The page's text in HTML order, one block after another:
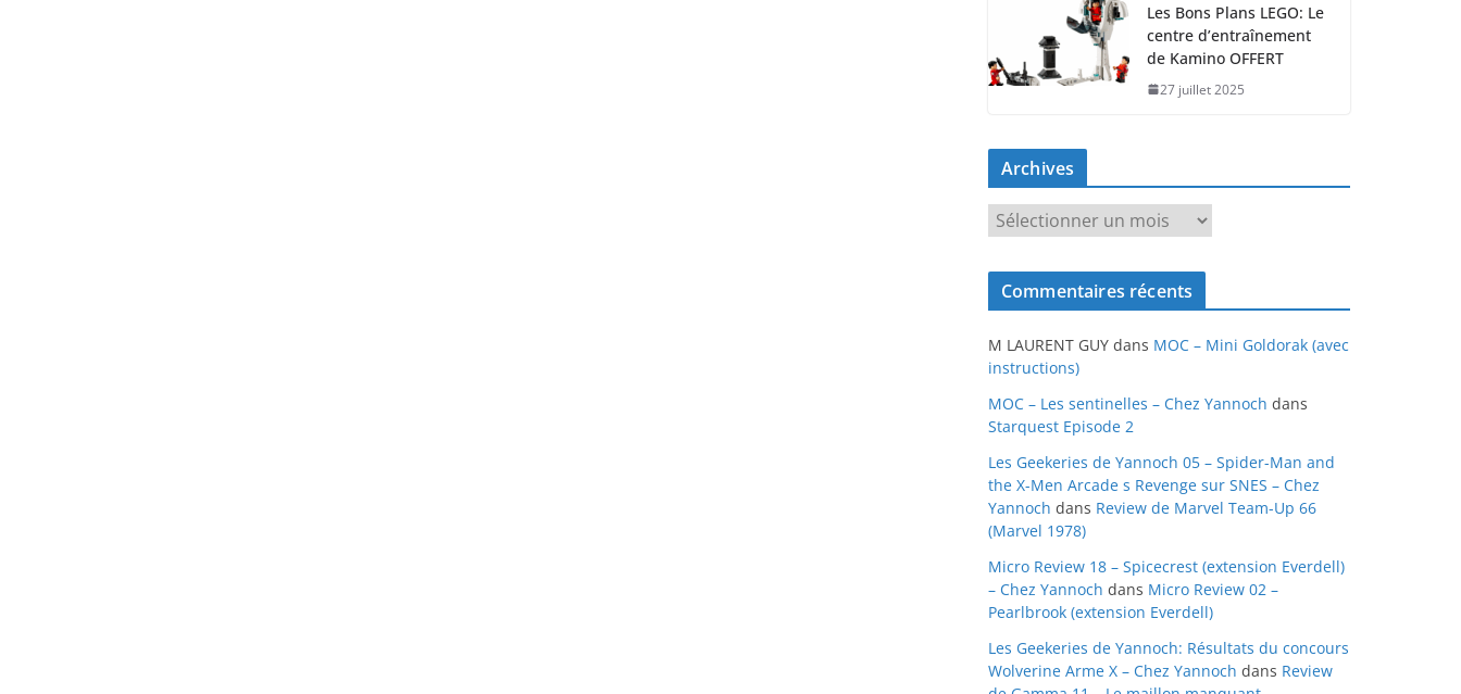
Les Bons Plans LEGO: Le
centre d’entraînement
de Kamino OFFERT
27 juillet 2025
Archives
r
c
v
e
s
Commentaires récents
M LAURENT GUY dans MOC – Mini Goldorak (avec
instructions)
MOC – Les sentinelles – Chez Yannoch dans
Starquest Episode 2
Les Geekeries de Yannoch 05 – Spider-Man and
the X-Men Arcade s Revenge sur SNES – Chez
Yannoch dans Review de Marvel Team-Up 66
(Marvel 1978)
Micro Review 18 – Spicecrest (extension Everdell)
– Chez Yannoch dans Micro Review 02 –
Pearlbrook (extension Everdell)
Les Geekeries de Yannoch: Résultats du concours
Wolverine Arme X – Chez Yannoch dans Review